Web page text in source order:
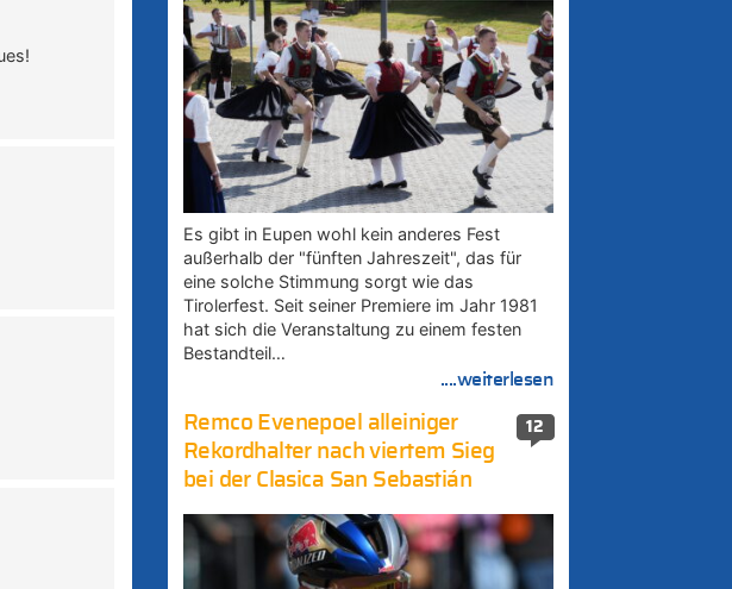
Es gibt in Eupen wohl kein anderes Fest
außerhalb der "fünften Jahreszeit", das für
eine solche Stimmung sorgt wie das
Tirolerfest. Seit seiner Premiere im Jahr 1981
hat sich die Veranstaltung zu einem festen
Bestandteil…
....weiterlesen
12
Remco Evenepoel alleiniger
Rekordhalter nach viertem Sieg
bei der Clasica San Sebastián